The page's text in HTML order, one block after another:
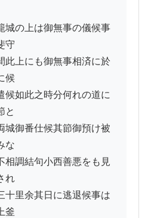
の上は御無事の儀候事
守
上にも御無事相済に於
候
如此之時分何れの道に
と
御番仕候其節御預け被
な
調結句小西善悪をも見
れ
里余其日に逃退候事は
釜